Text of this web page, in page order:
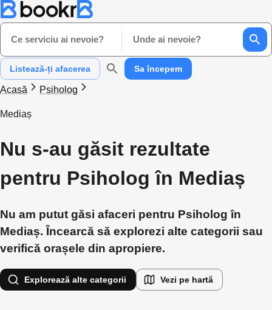
Ce serviciu ai nevoie? Unde ai nevoie?
Listează-ți afacerea Sa începem
Acasă Psiholog
Mediaș
Nu s-au găsit rezultate
pentru Psiholog în Mediaș
Nu am putut găsi afaceri pentru Psiholog în
Mediaș. Încearcă să explorezi alte categorii sau
verifică orașele din apropiere.
Explorează alte categorii Vezi pe hartă